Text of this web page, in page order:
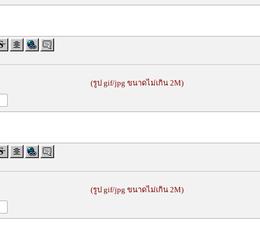
(รูป gif/jpg ขนาดไม่เกิน 2M)
(รูป gif/jpg ขนาดไม่เกิน 2M)